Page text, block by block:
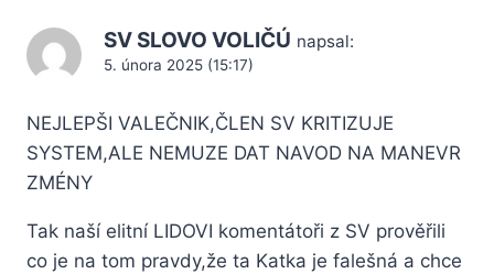
SV SLOVO VOLIČÚ napsal:
5. února 2025 (15:17)
NEJLEPŠI VALEČNIK,ČLEN SV KRITIZUJE
SYSTEM,ALE NEMUZE DAT NAVOD NA MANEVR
ZMÉNY
Tak naší elitní LIDOVI komentátoři z SV prověřili
co je na tom pravdy,že ta Katka je falešná a chce